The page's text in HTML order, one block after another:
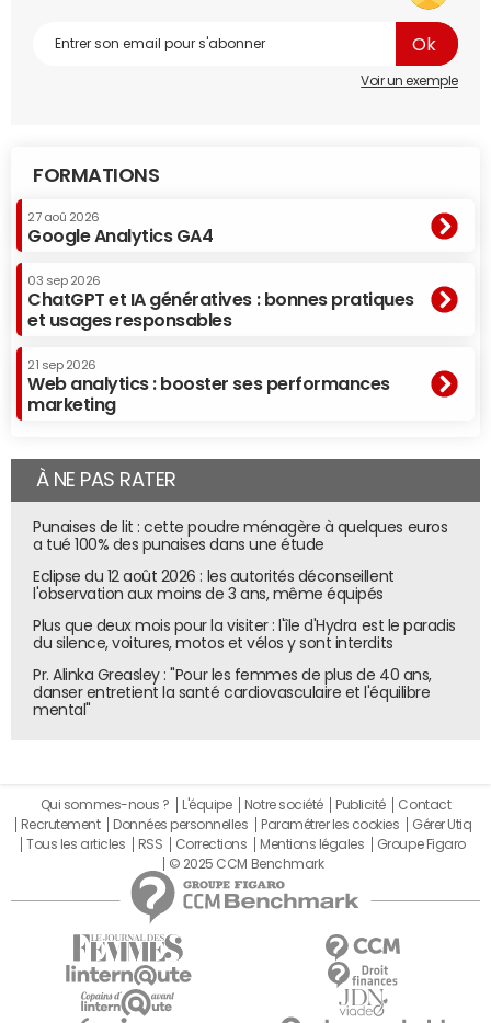
américaine, et cherche des partenaires spécialisés pour
développer le produit.
Voir un exemple
FORMATIONS
27 aoû 2026
Google Analytics GA4
03 sep 2026
ChatGPT et IA génératives : bonnes pratiques
et usages responsables
21 sep 2026
Web analytics : booster ses performances
marketing
À NE PAS RATER
Punaises de lit : cette poudre ménagère à quelques euros
a tué 100% des punaises dans une étude
Eclipse du 12 août 2026 : les autorités déconseillent
l'observation aux moins de 3 ans, même équipés
Plus que deux mois pour la visiter : l'île d'Hydra est le paradis
du silence, voitures, motos et vélos y sont interdits
Pr. Alinka Greasley : "Pour les femmes de plus de 40 ans,
danser entretient la santé cardiovasculaire et l'équilibre
mental"
Qui sommes-nous ? L'équipe Notre société Publicité
Contact
Recrutement
Données personnelles Paramétrer les cookies
Gérer Utiq
Tous les articles
RSS Corrections Mentions légales
Groupe Figaro
© 2025 CCM Benchmark